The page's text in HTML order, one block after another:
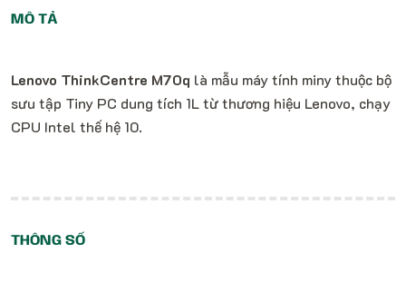
MÔ TẢ
Lenovo ThinkCentre M70q là mẫu máy tính miny thuộc bộ
sưu tập Tiny PC dung tích 1L từ thương hiệu Lenovo, chạy
CPU Intel thế hệ 10.
THÔNG SỐ